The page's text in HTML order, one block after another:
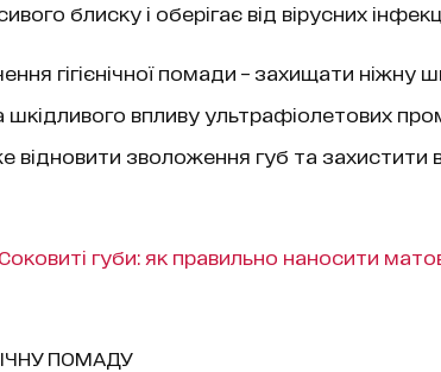
блиску і оберігає від вірусних
гігієнічної помади – захищати ніжну
впливу ультрафіолетових
зволоження губ та захистити
Соковиті губи: як правильно наносити
ПОМАДУ